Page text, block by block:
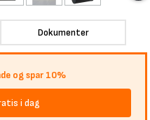
Dokumenter
og spar 10%
i dag